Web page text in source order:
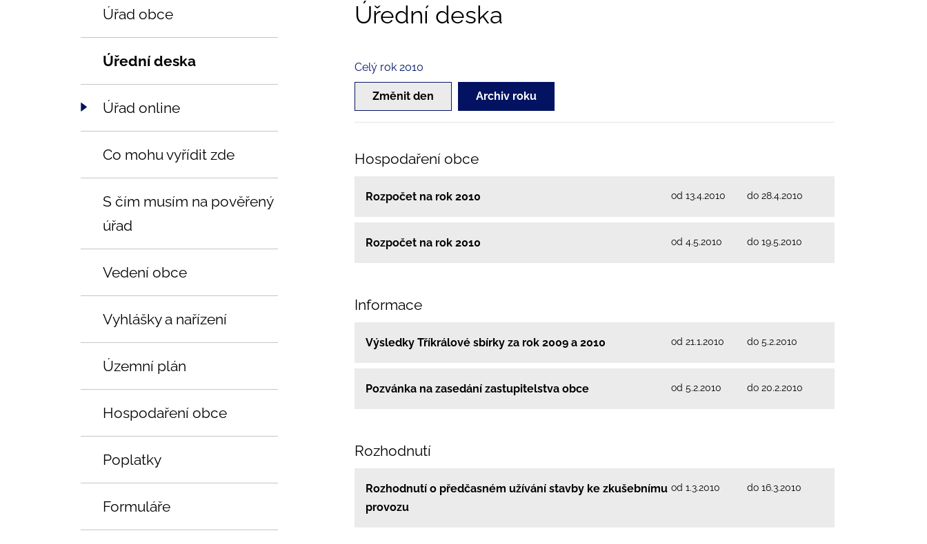
Úřední deska
Celý rok 2010
Změnit den Archiv roku
Hospodaření obce
Rozpočet na rok 2010 od 13.4.2010 do 28.4.2010
Rozpočet na rok 2010 od 4.5.2010 do 19.5.2010
Informace
Výsledky Tříkrálové sbírky za rok 2009 a 2010 od 21.1.2010 do 5.2.2010
Pozvánka na zasedání zastupitelstva obce od 5.2.2010 do 20.2.2010
Rozhodnutí
Rozhodnutí o předčasném užívání stavby ke zkušebnímu
provozu
od 1.3.2010 do 16.3.2010
Úřad obce
Úřední deska
Úřad online
Co mohu vyřídit zde
S čím musím na pověřený
úřad
Vedení obce
Vyhlášky a nařízení
Územní plán
Hospodaření obce
Poplatky
Formuláře